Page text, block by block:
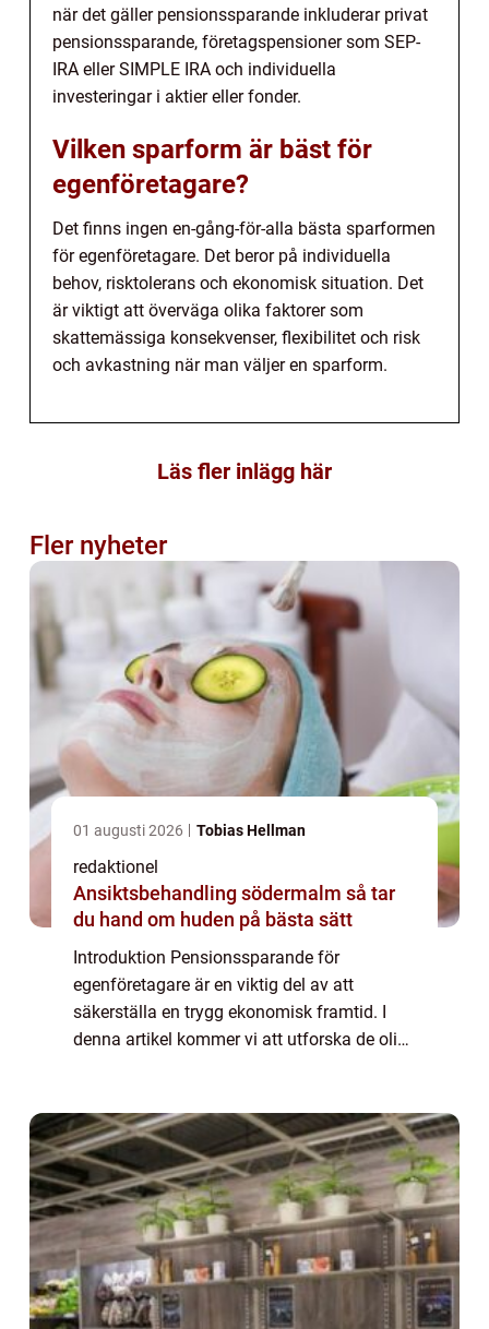
när det gäller pensionssparande inkluderar privat
pensionssparande, företagspensioner som SEP-
IRA eller SIMPLE IRA och individuella
investeringar i aktier eller fonder.
Vilken sparform är bäst för
egenföretagare?
Det finns ingen en-gång-för-alla bästa sparformen
för egenföretagare. Det beror på individuella
behov, risktolerans och ekonomisk situation. Det
är viktigt att överväga olika faktorer som
skattemässiga konsekvenser, flexibilitet och risk
och avkastning när man väljer en sparform.
Läs fler inlägg här
Fler nyheter
01 augusti 2026 Tobias Hellman
redaktionel
Ansiktsbehandling södermalm så tar
du hand om huden på bästa sätt
Introduktion Pensionssparande för
egenföretagare är en viktig del av att
säkerställa en trygg ekonomisk framtid. I
denna artikel kommer vi att utforska de olika
översikt av ämne...